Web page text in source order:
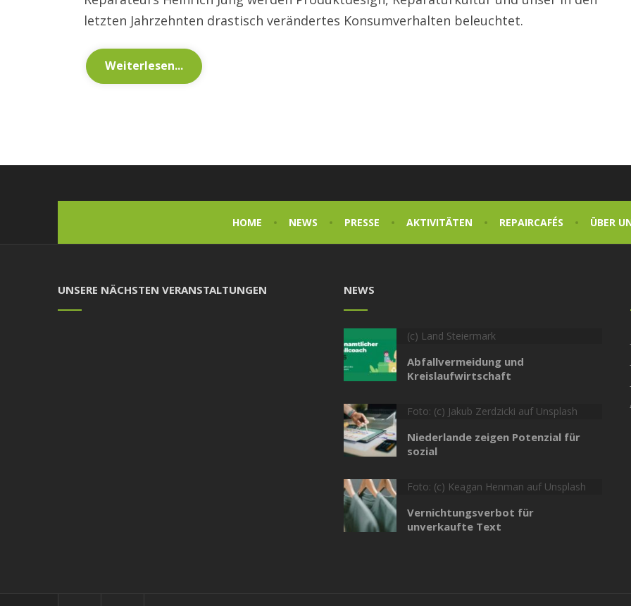
letzten Jahrzehnten drastisch verändertes Konsumverhalten beleuchtet.
Weiterlesen...
HOME NEWS PRESSE AKTIVITÄTEN REPAIRCAFÉS ÜBER
UNSERE NÄCHSTEN VERANSTALTUNGEN NEWS
(c) Land Steiermark
Abfallvermeidung und
Kreislaufwirtschaft
Foto: (c) Jakub Zerdzicki auf Unsplash
Niederlande zeigen Potenzial für
sozial
Foto: (c) Keagan Henman auf Unsplash
Vernichtungsverbot für
unverkaufte Text